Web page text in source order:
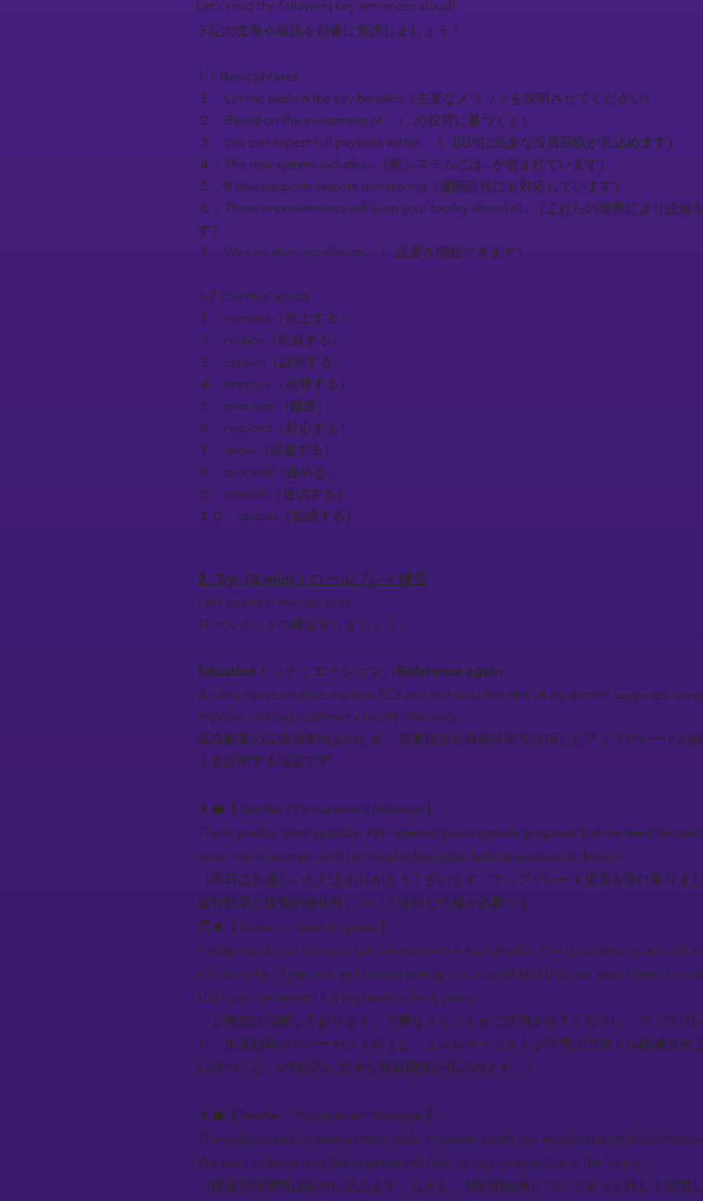
Let's read the following key sentences aloud!
下記の文章や単語を順番に音読しましょう！
1-1 Basic phrases
１．Let me explain the key benefits（主要なメリットを説明させてください）
２．Based on the investment of...（...の投資に基づくと）
３．You can expect full payback within...（...以内に完全な投資回収が見込めます）
４．The new system includes...（新システムには...が含まれています）
５．It also supports remote monitoring（遠隔監視にも対応しています）
６．These improvements will keep your facility ahead of...（これらの改善により設備
す）
７．We can start installation...（...設置を開始できます）
1-2 Essential words
１．increase（向上する）
２．reduce（削減する）
３．explain（説明する）
４．improve（改善する）
５．precision（精度）
６．respond（対応する）
７．avoid（回避する）
８．proceed（進める）
９．provide（提供する）
１０．discuss（協議する）
2. Try (3 min)｜ロールプレイ練習
Let’s practice the role-play.
ロールプレイの練習をしましょう！
Situation / シチュエーション（Reference again）
A sales representative explains ROI and technical benefits of equipment upgrades
improve existing customer's facility efficiency.
既存顧客の設備効率向上のため、営業担当が最新技術を活用したアップグレードの
トを説明する場面です。
👨‍💼【Teacher / Procurement Manager】:
Thank you for coming today. We received your upgrade proposal, but we need
return on investment and technical advantages before we make a decision.
（本日はお越しいただきありがとうございます。アップグレード提案を受け取りま
資対効果と技術的優位性について詳細な情報が必要です。）
🧑‍🎓【Student / Sales Engineer】:
I understand your concern. Let me explain the key benefits. The upgraded system will
efficiency by 15 percent and reduce energy costs by 200000 USD per year. Based on
USD, you can expect full payback within 6 years.
（ご懸念は理解しております。主要なメリットをご説明させてください。アップグ
り、生産効率が15パーセント向上し、エネルギーコストが年間20万米ドル削減され
に基づくと、6年以内に完全な投資回収が見込めます。）
👨‍💼【Teacher / Procurement Manager】:
The payback period seems reasonable. However, could you explain the technical
We want to know how this upgrade will help us stay competitive in the future.
（投資回収期間は妥当に思えます。しかし、技術的改善についてもっと詳しく説明